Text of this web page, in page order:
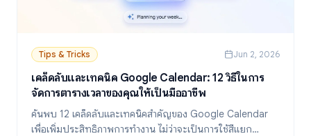
Tips & Tricks Jun 2, 2026
เคล็ดลับและเทคนิค Google Calendar: 12 วิธีในการ
จัดการตารางเวลาของคุณให้เป็นมืออาชีพ
ค้นพบ 12 เคล็ดลับและเทคนิคสำคัญของ Google Calendar
เพื่อเพิ่มประสิทธิภาพการทำงาน ไม่ว่าจะเป็นการใช้สีแยก